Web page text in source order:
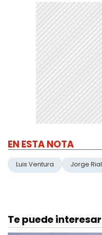
EN ESTA NOTA
Luis Ventura Jorge Rial